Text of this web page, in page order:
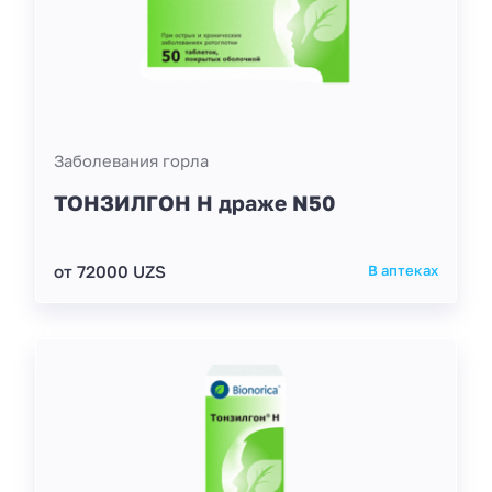
Заболевания горла
ТОНЗИЛГОН Н драже N50
от 72000 UZS В аптеках